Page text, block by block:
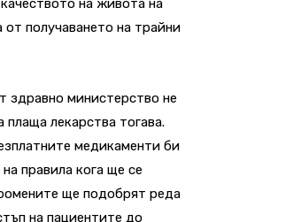
на живота на
получаването на трайни
здравно министерство не
лекарства тогава.
медикаменти би
правила кога ще се
ще подобрят реда
на пациентите до